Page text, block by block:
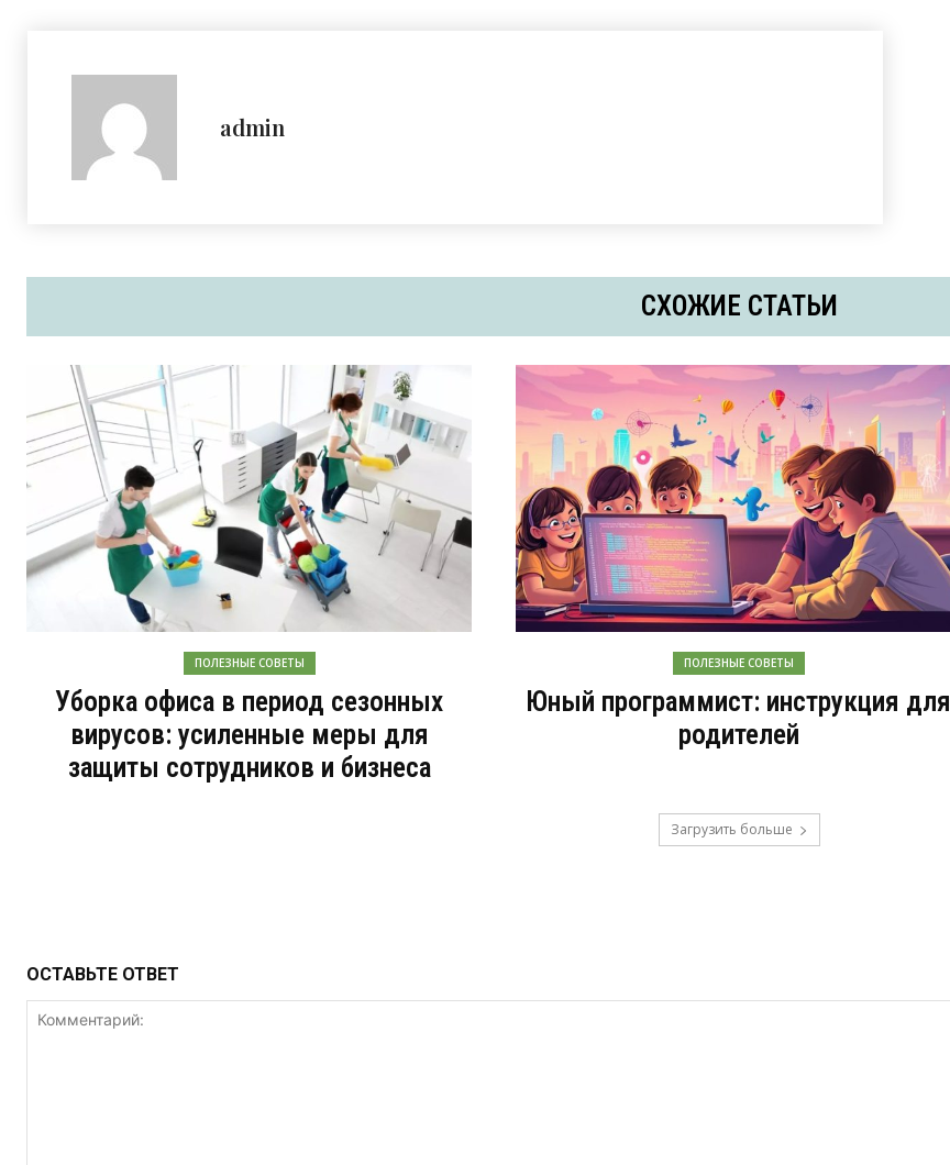
admin
СХОЖИЕ СТАТЬИ
ПОЛЕЗНЫЕ СОВЕТЫ
Уборка офиса в период сезонных
вирусов: усиленные меры для
защиты сотрудников и бизнеса
ПОЛЕЗНЫЕ СОВЕТЫ
Юный программист: инструкция для
родителей
Загрузить больше
ОСТАВЬТЕ ОТВЕТ